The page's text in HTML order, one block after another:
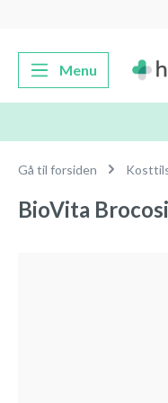
Gå til
Menu
Gå til forsiden
BioVita